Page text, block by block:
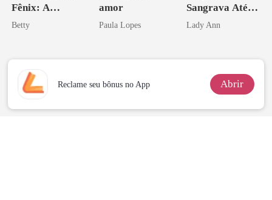
Fênix: A
Vingança da
Betty
amor
Paula Lopes
Sangrava Até a
Morte, Ele
Ela
Lady Ann
Reclame seu bônus no App Abrir